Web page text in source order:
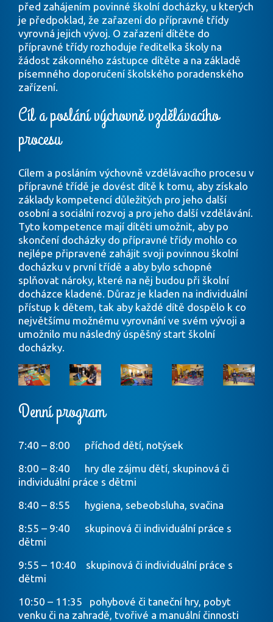
před zahájením povinné školní docházky, u kterých
je předpoklad, že zařazení do přípravné třídy
vyrovná jejich vývoj. O zařazení dítěte do
přípravné třídy rozhoduje ředitelka školy na
žádost zákonného zástupce dítěte a na základě
písemného doporučení školského poradenského
zařízení.
Cíl a poslání výchovně vzdělávacího
procesu
Cílem a posláním výchovně vzdělávacího procesu v
přípravné třídě je dovést dítě k tomu, aby získalo
základy kompetencí důležitých pro jeho další
osobní a sociální rozvoj a pro jeho další vzdělávání.
Tyto kompetence mají dítěti umožnit, aby po
skončení docházky do přípravné třídy mohlo co
nejlépe připravené zahájit svoji povinnou školní
docházku v první třídě a aby bylo schopné
splňovat nároky, které na něj budou při školní
docházce kladené. Důraz je kladen na individuální
přístup k dětem, tak aby každé dítě dospělo k co
největšímu možnému vyrovnání ve svém vývoji a
umožnilo mu následný úspěšný start školní
docházky.
Denní program
7:40 – 8:00 příchod dětí, notýsek
8:00 – 8:40 hry dle zájmu dětí, skupinová či
individuální práce s dětmi
8:40 – 8:55 hygiena, sebeobsluha, svačina
8:55 – 9:40 skupinová či individuální práce s
dětmi
9:55 – 10:40 skupinová či individuální práce s
dětmi
10:50 – 11:35 pohybové či taneční hry, pobyt
venku či na zahradě, tvořivé a manuální činnosti